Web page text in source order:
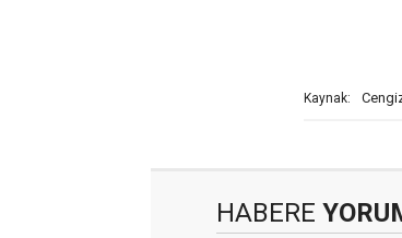
Kaynak:
HABERE